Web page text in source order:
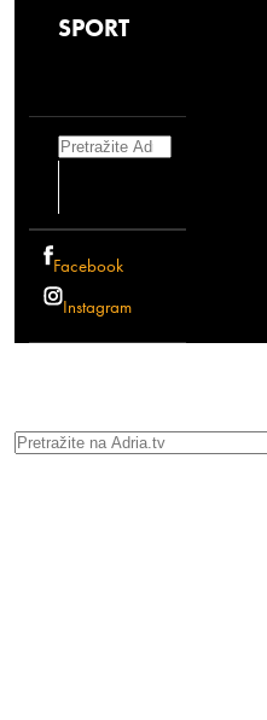
SPORT
Search
Facebook
Instagram
Search